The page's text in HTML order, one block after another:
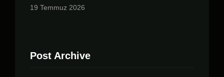
19 Temmuz 2026
Post Archive